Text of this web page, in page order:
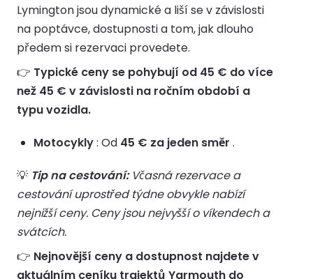
Lymington jsou dynamické a liší se v závislosti
na poptávce, dostupnosti a tom, jak dlouho
předem si rezervaci provedete.
👉 Typické ceny se pohybují od 45 € do více
než 45 € v závislosti na ročním období a
typu vozidla.
Motocykly: Od 45 € za jeden směr .
💡 Tip na cestování:Včasná rezervace a
cestování uprostřed týdne obvykle nabízí
nejnižší ceny. Ceny jsou nejvyšší o víkendech a
svátcích.
👉 Nejnovější ceny a dostupnost najdete v
aktuálním ceníku trajektů Yarmouth do